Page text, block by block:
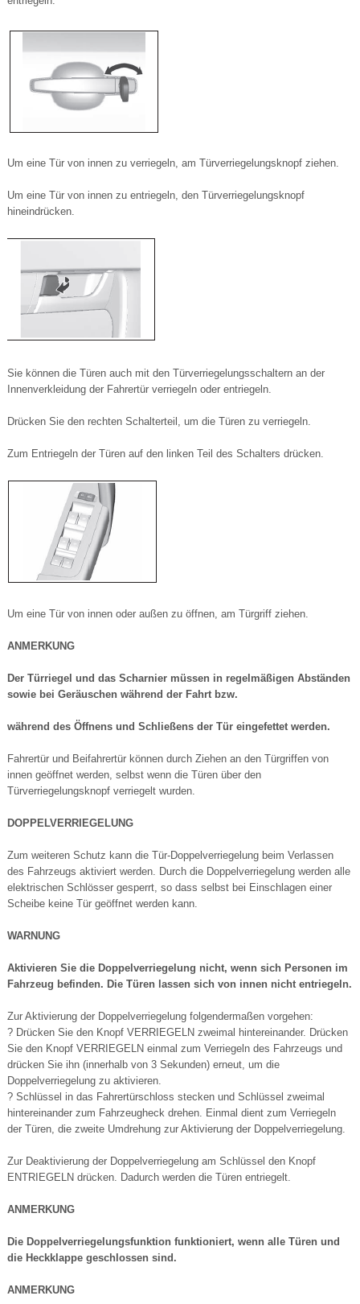
Um eine Tür von innen zu verriegeln, am Türverriegelungsknopf ziehen.
Um eine Tür von innen zu entriegeln, den Türverriegelungsknopf
hineindrücken.
Sie können die Türen auch mit den Türverriegelungsschaltern an der
Innenverkleidung der Fahrertür verriegeln oder entriegeln.
Drücken Sie den rechten Schalterteil, um die Türen zu verriegeln.
Zum Entriegeln der Türen auf den linken Teil des Schalters drücken.
Um eine Tür von innen oder außen zu öffnen, am Türgriff ziehen.
ANMERKUNG
Der Türriegel und das Scharnier müssen in regelmäßigen Abständen
sowie bei Geräuschen während der Fahrt bzw.
während des Öffnens und Schließens der Tür eingefettet werden.
Fahrertür und Beifahrertür können durch Ziehen an den Türgriffen von
innen geöffnet werden, selbst wenn die Türen über den
Türverriegelungsknopf verriegelt wurden.
DOPPELVERRIEGELUNG
Zum weiteren Schutz kann die Tür-Doppelverriegelung beim Verlassen
des Fahrzeugs aktiviert werden. Durch die Doppelverriegelung werden alle
elektrischen Schlösser gesperrt, so dass selbst bei Einschlagen einer
Scheibe keine Tür geöffnet werden kann.
WARNUNG
Aktivieren Sie die Doppelverriegelung nicht, wenn sich Personen im
Fahrzeug befinden. Die Türen lassen sich von innen nicht entriegeln.
Zur Aktivierung der Doppelverriegelung folgendermaßen vorgehen:
? Drücken Sie den Knopf VERRIEGELN zweimal hintereinander. Drücken
Sie den Knopf VERRIEGELN einmal zum Verriegeln des Fahrzeugs und
drücken Sie ihn (innerhalb von 3 Sekunden) erneut, um die
Doppelverriegelung zu aktivieren.
? Schlüssel in das Fahrertürschloss stecken und Schlüssel zweimal
hintereinander zum Fahrzeugheck drehen. Einmal dient zum Verriegeln
der Türen, die zweite Umdrehung zur Aktivierung der Doppelverriegelung.
Zur Deaktivierung der Doppelverriegelung am Schlüssel den Knopf
ENTRIEGELN drücken. Dadurch werden die Türen entriegelt.
ANMERKUNG
Die Doppelverriegelungsfunktion funktioniert, wenn alle Türen und
die Heckklappe geschlossen sind.
ANMERKUNG